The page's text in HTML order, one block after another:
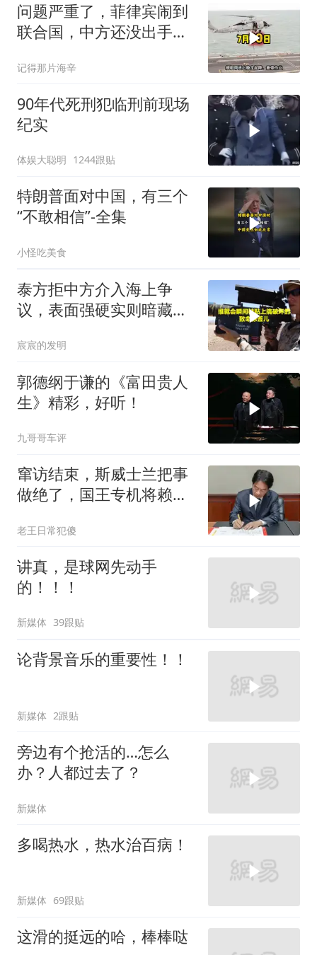
问题严重了，菲律宾闹到
联合国，中方还没出手，
记得那片海辛
90年代死刑犯临刑前现场
纪实
体娱大聪明 1244跟贴
特朗普面对中国，有三个
“不敢相信”-全集
小怪吃美食
泰方拒中方介入海上争
议，表面强硬实则暗藏玄
宸宸的发明
郭德纲于谦的《富田贵人
生》精彩，好听！
九哥哥车评
窜访结束，斯威士兰把事
做绝了，国王专机将赖清
老王日常犯傻
讲真，是球网先动手
的！！！
新媒体 39跟贴
论背景音乐的重要性！！
新媒体 2跟贴
旁边有个抢活的…怎么
办？人都过去了？
新媒体
多喝热水，热水治百病！
新媒体 69跟贴
这滑的挺远的哈，棒棒哒